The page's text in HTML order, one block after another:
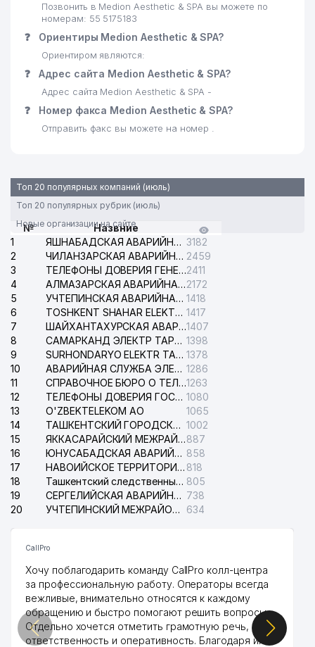
Позвонить в Medion Aesthetic & SPA вы можете по
номерам: 55 5175183
❓ Ориентиры Medion Aesthetic & SPA?
Ориентиром являются:
❓ Адрес сайта Medion Aesthetic & SPA?
Адрес сайта Medion Aesthetic & SPA -
❓ Номер факса Medion Aesthetic & SPA?
Отправить факс вы можете на номер .
Топ 20 популярных компаний (июль)
Топ 20 популярных рубрик (июль)
Новые организации на сайте
№
Назвние
1
ЯШНАБАДСКАЯ АВАРИЙНАЯ СЛУЖБА ЭЛЕКТРОСЕТИ 3182
2
ЧИЛАНЗАРСКАЯ АВАРИЙНАЯ СЛУЖБА ЭЛЕКТРОСЕТИ 2459
3
ТЕЛЕФОНЫ ДОВЕРИЯ ГЕНЕРАЛЬНОЙ ПРОКУРАТУРЫ РЕСПУБЛИКИ УЗБЕКИСТАН2411
4
АЛМАЗАРСКАЯ АВАРИЙНАЯ СЛУЖБА ЭЛЕКТРОСЕТИ2172
5
УЧТЕПИНСКАЯ АВАРИЙНАЯ СЛУЖБА ЭЛЕКТРОСЕТИ 1418
6
TOSHKENT SHAHAR ELEKTR TARMOQLARI KORXONASI АО 1417
7
ШАЙХАНТАХУРСКАЯ АВАРИЙНАЯ СЛУЖБА ЭЛЕКТРОСЕТИ1407
8
САМАРКАНД ЭЛЕКТР ТАРМОКЛАРИ АО 1398
9
SURHONDARYO ELEKTR TARMOKLARI АО 1378
10
АВАРИЙНАЯ СЛУЖБА ЭЛЕКТРОСЕТИ ТАШКЕНТСКОГО РАЙОНА 1286
11
СПРАВОЧНОЕ БЮРО О ТЕЛЕФОНАХ ОРГАНИЗАЦИЙ г. ТАШКЕНТА1263
12
ТЕЛЕФОНЫ ДОВЕРИЯ ГОСУДАРСТВЕННОГО ЦЕНТРА ТЕСТИРОВАНИЯ 1080
13
O'ZBEKTELEKOM АО
1065
14
ТАШКЕНТСКИЙ ГОРОДСКОЙ СУД ПО ГРАЖДАНСКИМ ДЕЛАМ 1002
15
ЯККАСАРАЙСКИЙ МЕЖРАЙОННЫЙ СУД ПО ГРАЖДАНСКИМ ДЕЛАМ887
16
ЮНУСАБАДСКАЯ АВАРИЙНАЯ СЛУЖБА ЭЛЕКТРОСЕТИ 858
17
НАВОИЙСКОЕ ТЕРРИТОРИАЛЬНОЕ ПРЕДПРИЯТИЕ ЭЛЕКТРОСЕТИ АО 818
18
Ташкентский следственный изолятор 805
19
СЕРГЕЛИЙСКАЯ АВАРИЙНАЯ СЛУЖБА ЭЛЕКТРОСЕТИ 738
20
УЧТЕПИНСКИЙ МЕЖРАЙОННЫЙ СУД ПО ГРАЖДАНСКИМ ДЕЛАМ 634
CallPro
Хочу поблагодарить команду CallPro колл-центра
за профессиональную работу. Операторы всегда
вежливые, внимательно относятся к каждому
обращению и быстро помогают решить вопросы.
Отдельно хочется отметить грамотную речь,
ответственность и оперативность. Благодаря их